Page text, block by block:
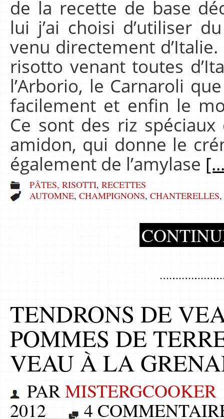
de la recette de base
lui j’ai choisi d’utiliser
venu directement
risotto venant toutes
l’Arborio, le Carnaroli
facilement et enfin le
Ce sont des riz
amidon, qui donne le
également de l’amylase
PÂTES, RISOTTI, RECETTES
AUTOMNE, CHAMPIGNONS, CHANTERELLES,
TENDRONS DE
POMMES DE
VEAU À LA
PARMISTERGCOOKER
2012
4